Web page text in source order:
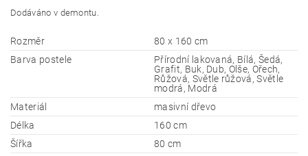
Dodáváno v demontu.
Rozměr
80 x 160 cm
Barva postele
Přírodní lakovaná, Bílá, Šedá,
Grafit, Buk, Dub, Olše, Ořech,
Růžová, Světle růžová, Světle
modrá, Modrá
Materiál
masivní dřevo
Délka
160 cm
Šířka
80 cm